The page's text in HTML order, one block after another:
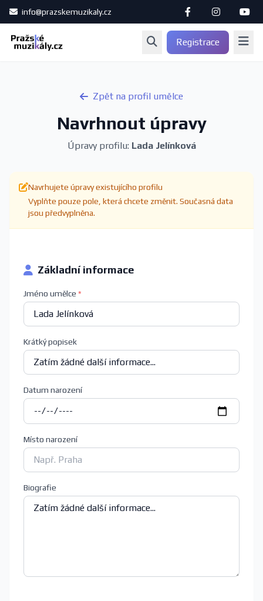
info@prazskemuzikaly.cz
Registrace
Zpět na profil umělce
Navrhnout úpravy
Úpravy profilu: Lada Jelínková
Navrhujete úpravy existujícího profilu
Vyplňte pouze pole, která chcete změnit. Současná data
jsou předvyplněna.
Základní informace
Jméno umělce *
Krátký popisek
Datum narození
Místo narození
Biografie